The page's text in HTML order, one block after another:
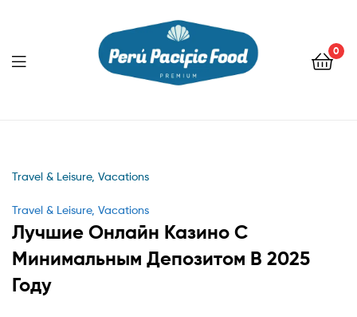
0
Menu
Travel & Leisure, Vacations
Categories
Travel & Leisure, Vacations
Лучшие Онлайн Казино С
Минимальным Депозитом В 2025
Году